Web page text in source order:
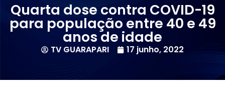
Quarta dose contra COVID-19
para população entre 40 e 49
anos de idade
TV GUARAPARI 17 junho, 2022